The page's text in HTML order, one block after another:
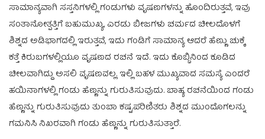
ಸಾಮಾನ್ಯವಾಗಿ ಸಸ್ತನಿಗಳಲ್ಲಿ ಗಂಡುಗಳು ವೃಷಣಗಳನ್ನು ಹೊಂದಿರುತ್ತವೆ, ಇವು
ಸಂತಾನೋತ್ಪತ್ತಿಗೆ ಬಹುಮುಖ್ಯ, ಎರಡು ಬೀಜಗಳು ಚರ್ಮದ ಚೀಲದೊಳಗೆ
ಶಿಶ್ನದ ಅಡಿಭಾಗದಲ್ಲಿ ಇರುತ್ತವೆ, ಇದು ಗಂಡಿಗೆ ಸಾಮಾನ್ಯ ಆದರೆ ಹೆಣ್ಣು ಚುಕ್ಕೆ
ಕತ್ತೆ ಕಿರುಬಗಳಲ್ಲಿಯೂ ವೃಷಣದ ರಚನೆ ಇದೆ. ಇದು ಕೊಬ್ಬಿನಿಂದ ಕೂಡಿದ
ಚೀಲವಾಗಿದ್ದು ಅಸಲಿ ವೃಷಣವಲ್ಲ. ಇಲ್ಲಿ ಬಹಳ ಮುಖ್ಯವಾದ ಸಮಸ್ಯೆ ಎಂದರೆ
ಹಯಿನಾಗಳಲ್ಲಿ ಗಂಡು ಹೆಣ್ಣನ್ನು ಗುರುತಿಸುವುದು. ಬಾಹ್ಯ ರಚನೆಯಿಂದ ಗಂಡು
ಹೆಣ್ಣನ್ನು ಗುರುತಿಸುವುದು ತುಂಬಾ ಕಷ್ಟ.ಪರಿಣಿತರು ಶಿಶ್ನದ ಮುಂದೊಗಲನ್ನು
ಗಮನಿಸಿ ನಿಖರವಾಗಿ ಗಂಡು ಹೆಣ್ಣನ್ನು ಗುರುತಿಸುತ್ತಾರೆ.